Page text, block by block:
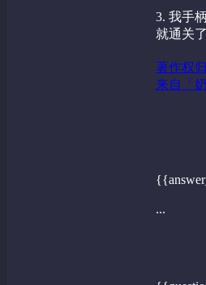
3. 我手
就通关
著作权
来自「
...